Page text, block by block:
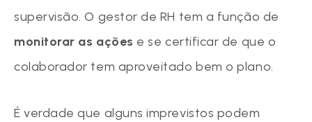
supervisão. O gestor de RH tem a função de
monitorar as ações e se certificar de que o
colaborador tem aproveitado bem o plano.
É verdade que alguns imprevistos podem